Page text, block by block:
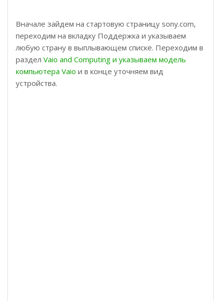
Вначале зайдем на стартовую страницу sony.com,
переходим на вкладку Поддержка и указываем
любую страну в выплывающем списке. Переходим в
раздел Vaio and Computing и указываем модель
компьютера Vaio и в конце уточняем вид
устройства.